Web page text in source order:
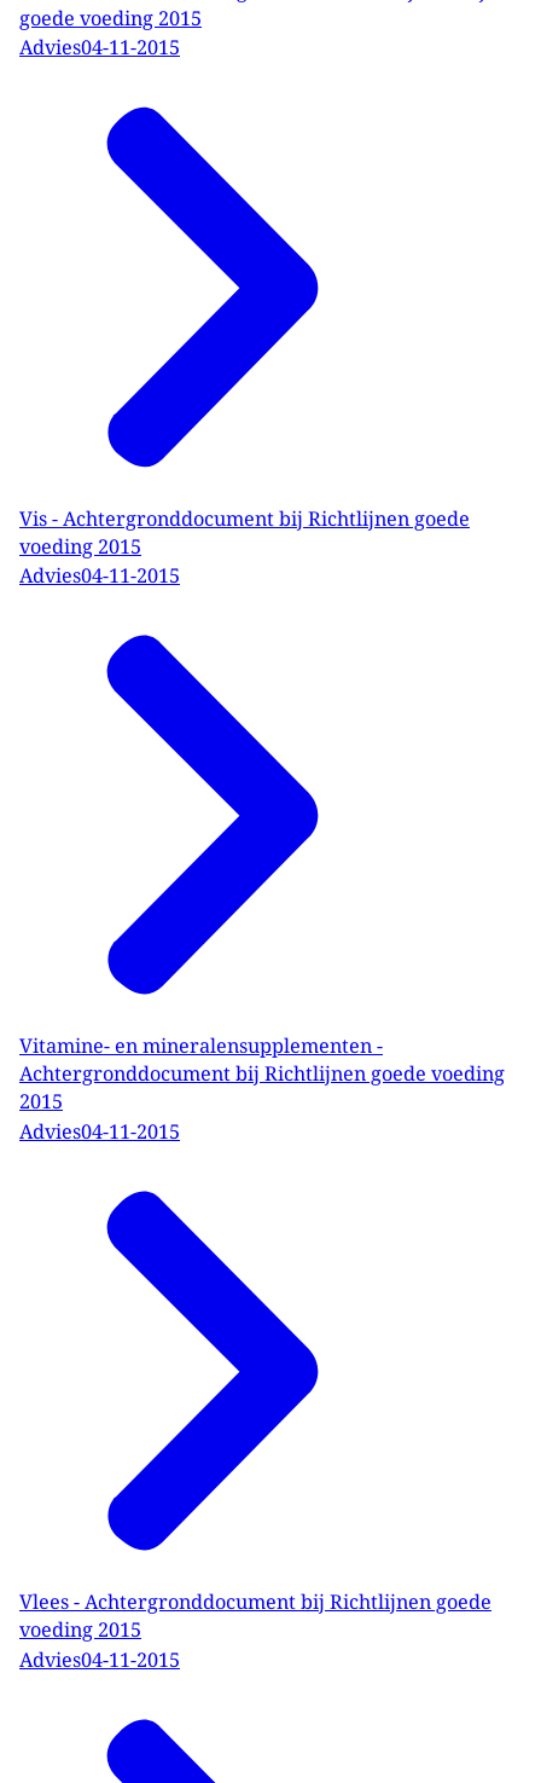
goede voeding 2015
Advies04-11-2015
Vis - Achtergronddocument bij Richtlijnen goede
voeding 2015
Advies04-11-2015
Vitamine- en mineralensupplementen -
Achtergronddocument bij Richtlijnen goede voeding
2015
Advies04-11-2015
Vlees - Achtergronddocument bij Richtlijnen goede
voeding 2015
Advies04-11-2015